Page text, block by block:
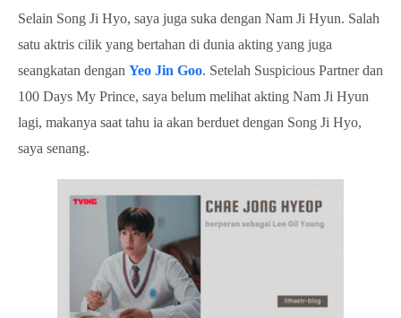
Selain Song Ji Hyo, saya juga suka dengan Nam Ji Hyun. Salah
satu aktris cilik yang bertahan di dunia akting yang juga
seangkatan dengan Yeo Jin Goo. Setelah Suspicious Partner dan
100 Days My Prince, saya belum melihat akting Nam Ji Hyun
lagi, makanya saat tahu ia akan berduet dengan Song Ji Hyo,
saya senang.